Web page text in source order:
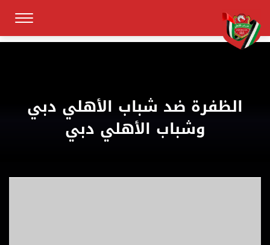
الظفرة ضد شباب الأهلي دبي
وشباب الأهلي دبي